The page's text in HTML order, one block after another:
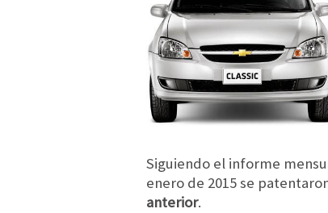
Siguiendo el informe
enero de 2015 se
anterior.